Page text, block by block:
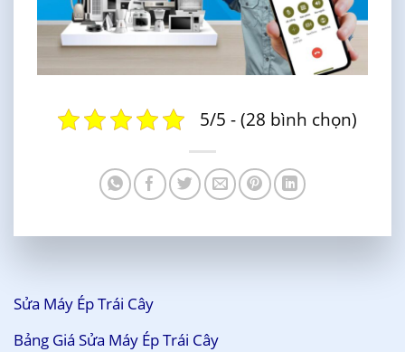
5/5 - (28 bình chọn)
Sửa Máy Ép Trái Cây
Bảng Giá Sửa Máy Ép Trái Cây